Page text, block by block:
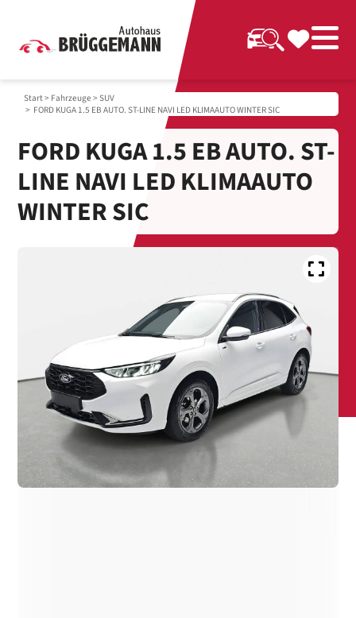
Start> Fahrzeuge > SUV
> FORD KUGA 1.5 EB AUTO. ST-LINE NAVI LED KLIMAAUTO WINTER SIC
FORD KUGA 1.5 EB AUTO. ST-
LINE NAVI LED KLIMAAUTO
WINTER SIC